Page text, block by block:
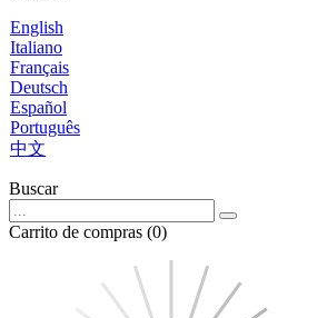
English
Italiano
Français
Deutsch
Español
Português
中文
Buscar
Carrito de compras (0)